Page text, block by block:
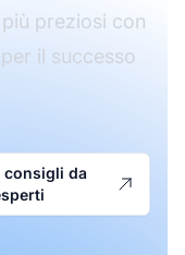
preziosi con
il successo
consigli da